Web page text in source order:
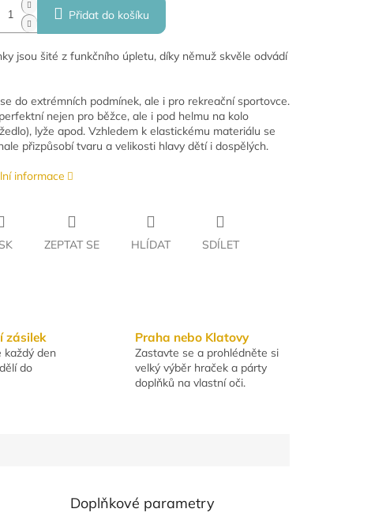
Přidat do košíku
jsou šité z funkčního úpletu, díky němuž skvěle odvádí
do extrémních podmínek, ale i pro rekreační sportovce.
nejen pro běžce, ale i pod helmu na kolo
lyže apod. Vzhledem k elastickému materiálu se
přizpůsobí tvaru a velikosti hlavy dětí i dospělých.
informace
ZEPTAT SE HLÍDAT SDÍLET
zásilek
každý den
do
Praha nebo Klatovy
Zastavte se a prohlédněte si
velký výběr hraček a párty
doplňků na vlastní oči.
Doplňkové parametry